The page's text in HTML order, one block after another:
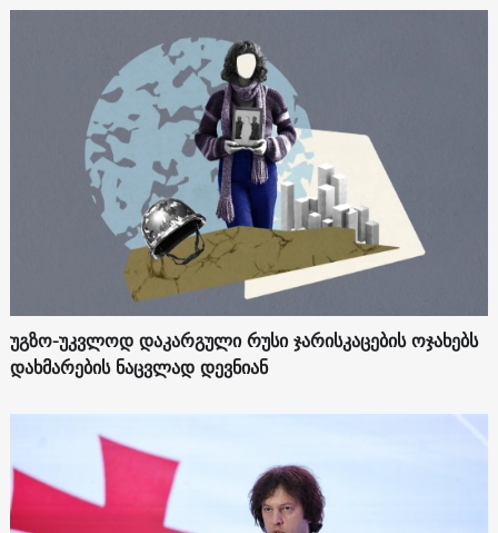
უგზო-უკვლოდ დაკარგული რუსი ჯარისკაცების ოჯახებს
დახმარების ნაცვლად დევნიან